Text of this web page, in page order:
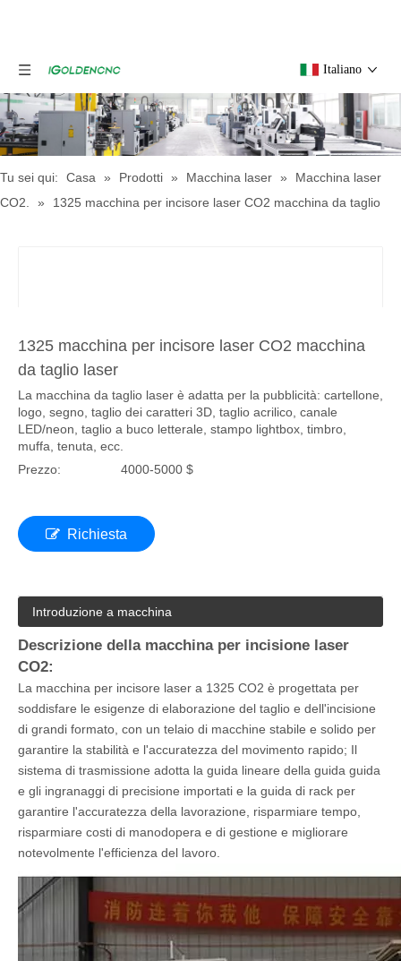
Italiano
Tu sei qui: Casa » Prodotti » Macchina laser »
Macchina laser
CO2.
»
1325 macchina per incisore laser CO2 macchina da taglio
1325 macchina per incisore laser CO2 macchina
da taglio laser
La macchina da taglio laser è adatta per la pubblicità: cartellone,
logo, segno, taglio dei caratteri 3D, taglio acrilico, canale
LED/neon, taglio a buco letterale, stampo lightbox, timbro,
muffa, tenuta, ecc.
Prezzo:
4000-5000 $
Richiesta
Introduzione a macchina
Descrizione della macchina per incisione laser
CO2:
La macchina per incisore laser a 1325 CO2 è progettata per
soddisfare le esigenze di elaborazione del taglio e dell'incisione
di grandi formato, con un telaio di macchine stabile e solido per
garantire la stabilità e l'accuratezza del movimento rapido; Il
sistema di trasmissione adotta la guida lineare della guida guida
e gli ingranaggi di precisione importati e la guida di rack per
garantire l'accuratezza della lavorazione, risparmiare tempo,
risparmiare costi di manodopera e di gestione e migliorare
notevolmente l'efficienza del lavoro.